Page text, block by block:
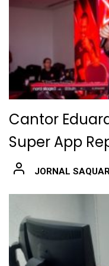
Cantor
Super App
JORNAL